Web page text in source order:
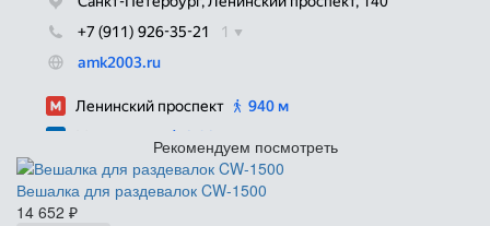
Рекомендуем посмотреть
Вешалка для раздевалок CW-1500
14 652 ₽